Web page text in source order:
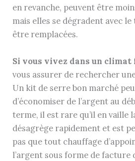
en revanche, peuvent être
mais elles se dégradent avec
être remplacées.
Si vous vivez dans un
vous assurer de rechercher
Un kit de serre bon marché
d’économiser de l’argent au
terme, il est rare qu’il en vaille
désagrège rapidement et est
pas que tout chauffage
l’argent sous forme de facture